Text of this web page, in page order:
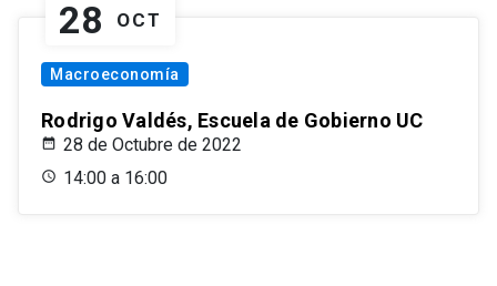
28 OCT
Macroeconomía
Rodrigo Valdés, Escuela de Gobierno UC
28 de Octubre de 2022
14:00 a 16:00